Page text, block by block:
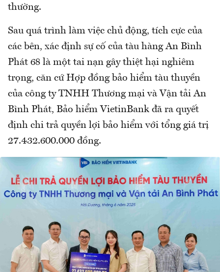
thường.
Sau quá trình làm việc chủ động, tích cực của
các bên, xác định sự cố của tàu hàng An Bình
Phát 68 là một tai nạn gây thiệt hại nghiêm
trọng, căn cứ Hợp đồng bảo hiểm tàu thuyền
của công ty TNHH Thương mại và Vận tải An
Bình Phát, Bảo hiểm VietinBank đã ra quyết
định chi trả quyền lợi bảo hiểm với tổng giá trị
27.432.600.000 đồng.